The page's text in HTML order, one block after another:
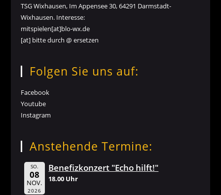
TSG Wixhausen, Im Appensee 30, 64291 Darmstadt-
Wixhausen. Interesse:
mitspielen[at]blo-wx.de
[at] bitte durch @ ersetzen
Folgen Sie uns auf:
Facebook
Youtube
Instagram
Anstehende Termine:
SO.
08
NOV.
2026
Benefizkonzert "Echo hilft!"
18.00 Uhr